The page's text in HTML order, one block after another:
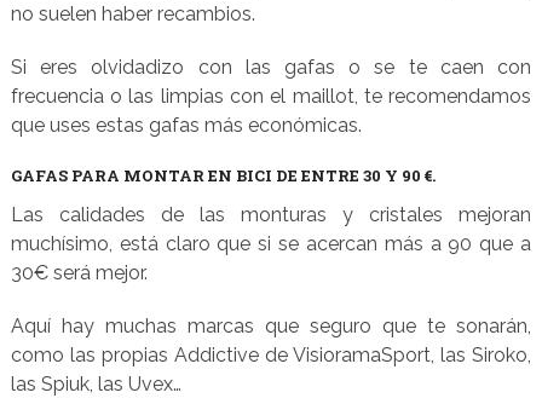
no suelen haber recambios.
Si eres olvidadizo con las gafas o se te caen con
frecuencia o las limpias con el maillot, te recomendamos
que uses estas gafas más económicas.
GAFAS PARA MONTAR EN BICI DE ENTRE 30 Y 90 €.
Las calidades de las monturas y cristales mejoran
muchísimo, está claro que si se acercan más a 90 que a
30€ será mejor.
Aquí hay muchas marcas que seguro que te sonarán,
como las propias Addictive de VisioramaSport, las Siroko,
las Spiuk, las Uvex…